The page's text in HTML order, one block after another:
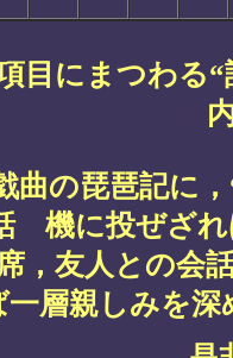
目にまつわる
曲の琵琶記に
機に投ぜざれ
，友人との会
一層親しみを